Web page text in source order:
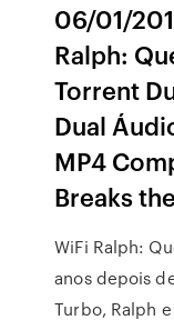
06/01/
Ralph:
Torrent
Dual
MP4
Breaks
WiFi Ralph:
anos depois
Turbo, Ralph